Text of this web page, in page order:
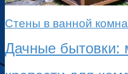
Стены в ванной
Дачные бытовки: